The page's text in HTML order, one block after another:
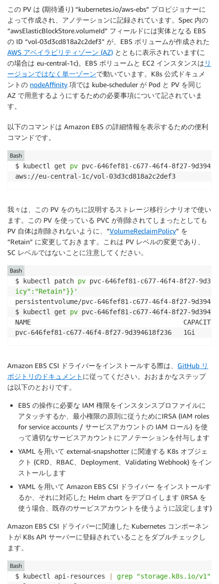
ReadWriteOnce
awsElasticBlockStore
fsType:
ext4
volumeID: aws://eu- central- 1c/vol-
…
nodeAffinity:
required:
nodeSelectorTerms:
- matchExpressions:
- key : topology.kubernetes.io/zone
- eu-central- 1c
-
- eu -central-1
persistentVolumeReclaimPolicy: Delete
この PV は (期待通り) “kubernetes.io/aws-ebs” プロビジョナーに
よって作成され、アノテーションに記録されています。Spec 内の
“awsElasticBlockStore.volumeId” フィールドには実体となる EBS
の ID “vol-03d3cd818a2c2def3” が、EBS ボリュームが作成された
AWS アベイラビリティゾーン (AZ) とともに表示されています(こ
の場合は eu-central-1c)。EBS ボリュームと EC2 インスタンスは リ
ージョンではなく単一ゾーンで動いています。K8s 公式ドキュメ
ントの nodeAffinity 項では kube-scheduler が Pod と PV を同じ
AZ で用意するようにするための必要事項について記されていま
す。
以下のコマンドは Amazon EBS の詳細情報を表示するための便利
コマンドです。
$ kubectl get pv pvc-646fef81-c677-46f4-8f27-
Bash
我々は、この PV をのちに説明するストレージ移行シナリオで使い
ます。この PV を使っている PVC が削除されてしまったとしても
PV 自体は削除されないように、“VolumeReclaimPolicy” を
“Retain” に変更しておきます。これは PV レベルの変更であり、
SC レベルではないことに注意してください。
$ kubectl patch pv pvc-646fef81-c677-46f4-8f27-
icy":"Retain"}}'
persistentvolume/pvc-646fef81-c677-46f4-8f27-
$ kubectl get pv pvc-646fef81-c677-46f4-8f27-
NAME                                       CAPACITY
Bash
Amazon EBS CSI ドライバーをインストールする際は、 GitHub リ
ポジトリのドキュメント に従ってください。おおまかなステップ
は以下のとおりです。
EBS の操作に必要な IAM 権限をインスタンスプロファイルに
アタッチするか、最小権限の原則に従うためにIRSA (IAM roles
for service accounts / サービスアカウントの IAM ロール) を使
って適切なサービスアカウントにアノテーションを付与します
YAML を用いて external-snapshotter に関連する K8s オブジェ
クト (CRD、RBAC、Deployment、Validating Webhook) をイン
ストールします
YAML を用いて Amazon EBS CSI ドライバー をインストールす
るか、それに対応した Helm chart をデプロイします (IRSA を
使う場合、既存のサービスアカウントを使うように設定します)
Amazon EBS CSI ドライバーに関連した Kubernetes コンポーネン
トが K8s API サーバーに登録されていることをダブルチェックし
ます。
$ kubectl api-resources grep
"storage.k8s.io/v1"
Bash